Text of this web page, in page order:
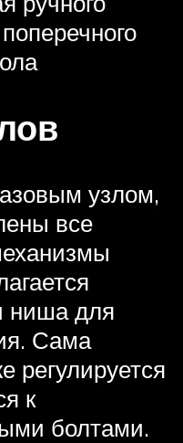
узлом,
все
ниша для
Сама
регулируется
к
болтами.